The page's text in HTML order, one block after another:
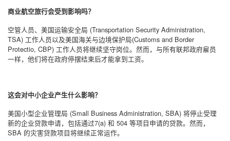
商业航空旅行会受到影响吗？
空管人员、美国运输安全局 (Transportation Security Administration,
TSA) 工作人员以及美国海关与边境保护局(Customs and Border
Protectio, CBP) 工作人员将继续坚守岗位。然而，与所有联邦政府雇员
一样，他们将在政府停摆结束后才能拿到工资。
这会对中小企业产生什么影响？
美国小型企业管理局 (Small Business Administration, SBA) 将停止受理
新的企业贷款申请，包括通过7(a) 和 504 等项目申请的贷款。然而，
SBA 的灾害贷款项目将继续正常运作。